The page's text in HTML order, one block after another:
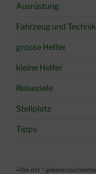
Ausrüstung
Fahrzeug und Technik
grosse Helfer
kleine Helfer
Reiseziele
Stellplatz
Tipps
٭Die mit * gekennzeichneten Links sind sogenannte Affiliate Links.